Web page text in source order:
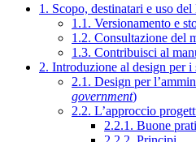
1. Scopo, destinatari e uso
1.1. Versionamento e
1.2. Consultazione del
1.3. Contribuisci al
2. Introduzione al design per
2.1. Design per
government)
2.2. L’approccio
2.2.1. Buone